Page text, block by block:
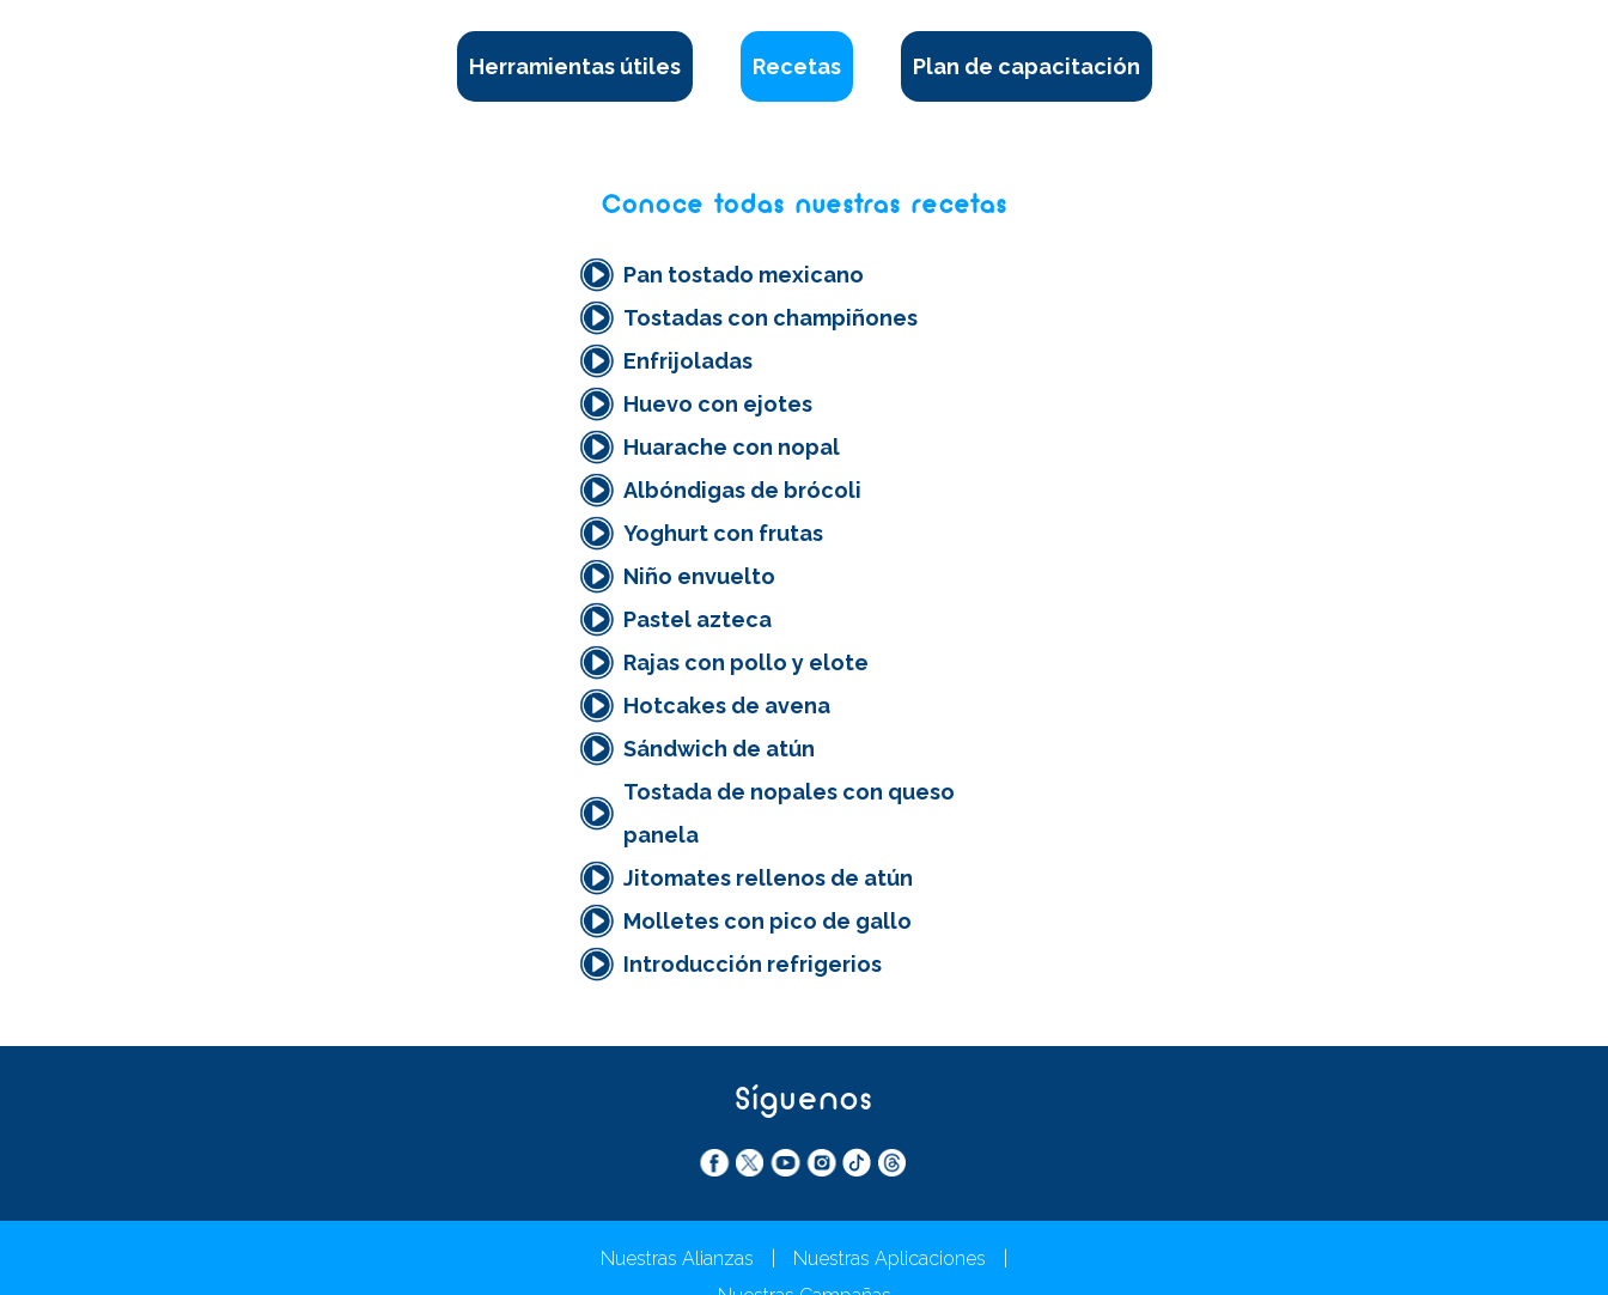
Herramientas útiles Recetas Plan de capacitación
Conoce todas nuestras recetas
Pan tostado mexicano
Tostadas con champiñones
Enfrijoladas
Huevo con ejotes
Huarache con nopal
Albóndigas de brócoli
Yoghurt con frutas
Niño envuelto
Pastel azteca
Rajas con pollo y elote
Hotcakes de avena
Sándwich de atún
Tostada de nopales con queso
panela
Jitomates rellenos de atún
Molletes con pico de gallo
Introducción refrigerios
Síguenos
Nuestras Alianzas Nuestras Aplicaciones